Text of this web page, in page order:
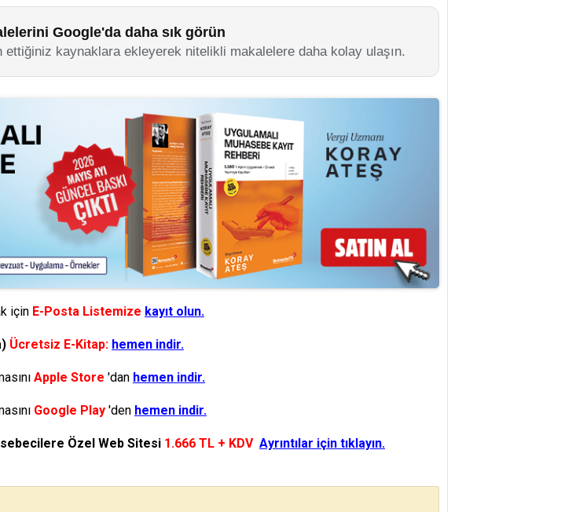
Google'da daha sık görün
ettiğiniz kaynaklara ekleyerek nitelikli makalelere daha kolay ulaşın.
için E-Posta Listemize kayıt olun.
Ücretsiz E-Kitap: hemen indir.
Apple Store 'dan hemen indir.
Google Play 'den hemen indir.
Özel Web Sitesi 1.666 TL + KDV Ayrıntılar için tıklayın.